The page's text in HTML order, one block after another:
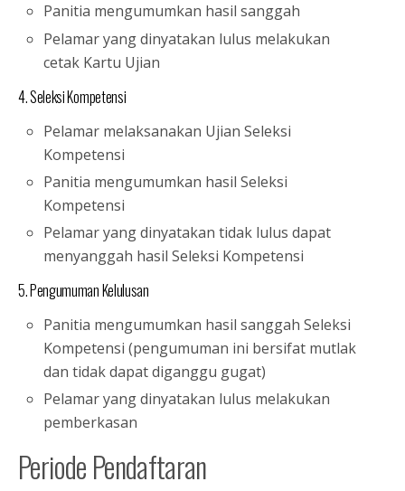
Panitia mengumumkan hasil sanggah
Pelamar yang dinyatakan lulus melakukan
cetak Kartu Ujian
4. Seleksi Kompetensi
Pelamar melaksanakan Ujian Seleksi
Kompetensi
Panitia mengumumkan hasil Seleksi
Kompetensi
Pelamar yang dinyatakan tidak lulus dapat
menyanggah hasil Seleksi Kompetensi
5. Pengumuman Kelulusan
Panitia mengumumkan hasil sanggah Seleksi
Kompetensi (pengumuman ini bersifat mutlak
dan tidak dapat diganggu gugat)
Pelamar yang dinyatakan lulus melakukan
pemberkasan
Periode Pendaftaran